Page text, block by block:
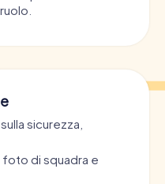
sicurezza,
foto di squadra e